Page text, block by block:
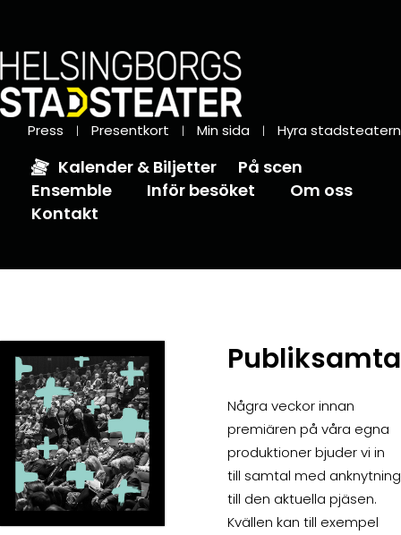
Press Presentkort Min sida Hyra stadsteatern
Kalender & Biljetter
På scen
Ensemble
Inför besöket
Om oss
Kontakt
Några veckor innan
premiären på våra egna
produktioner bjuder vi in
till samtal med anknytning
till den aktuella pjäsen.
Kvällen kan till exempel